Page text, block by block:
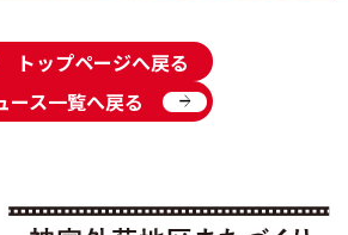
トップページへ戻る
ース一覧へ戻る
arrow_forward